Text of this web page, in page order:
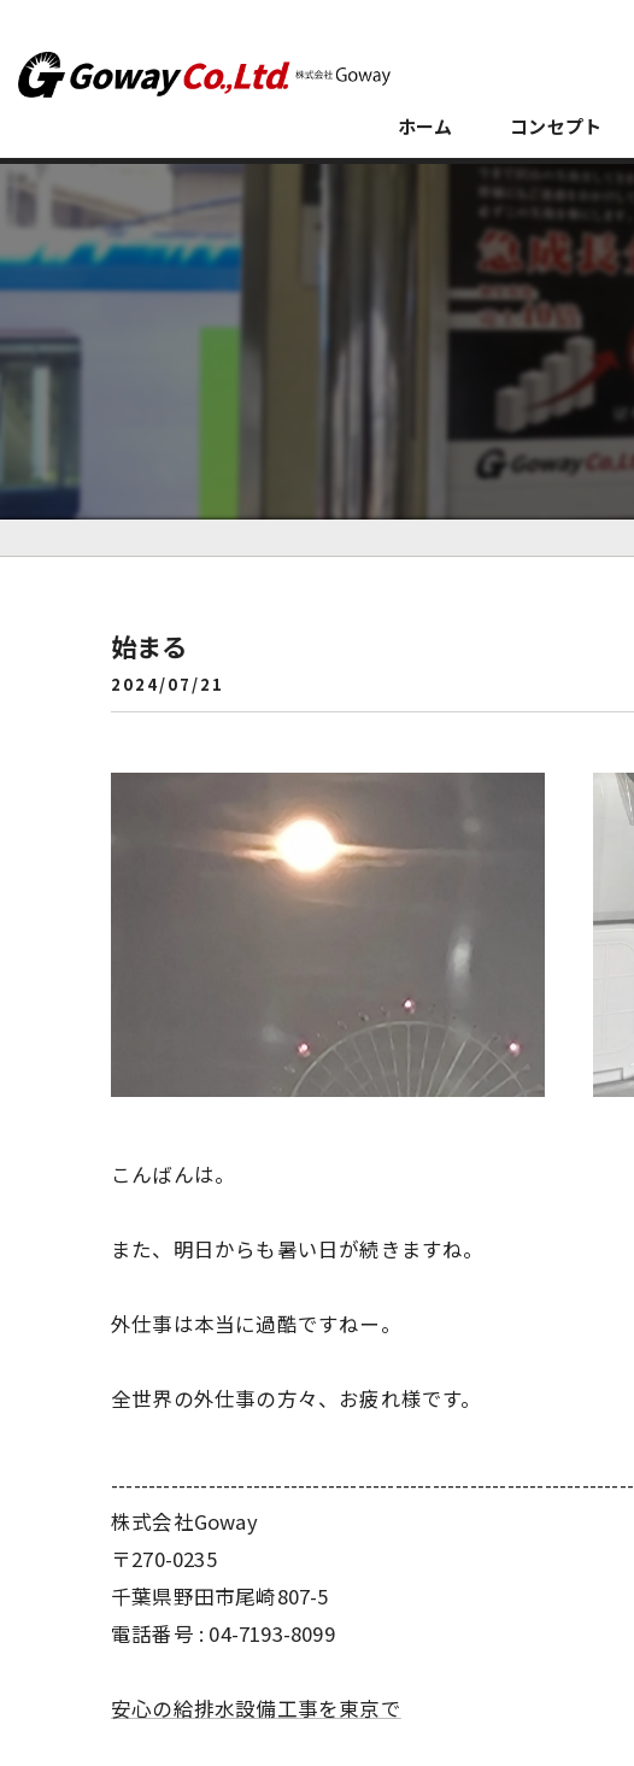
ホーム コンセプト
始まる
2024/07/21
こんばんは。
また、明日からも暑い日が続きますね。
外仕事は本当に過酷ですねー。
全世界の外仕事の方々、お疲れ様です。
----------------------------------------------------------------------
株式会社Goway
〒270-0235
千葉県野田市尾崎807-5
電話番号 : 04-7193-8099
安心の給排水設備工事を東京で